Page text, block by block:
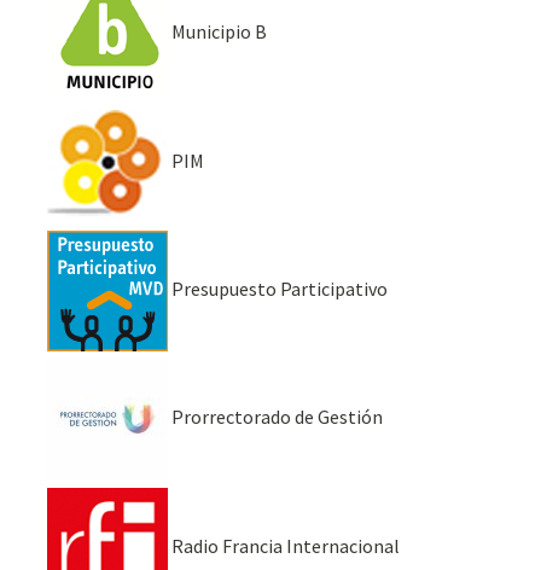
Municipio B
PIM
Presupuesto Participativo
Prorrectorado de Gestión
Radio Francia Internacional